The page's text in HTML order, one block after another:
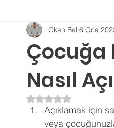
Dikkat Dağınıklığı Hiperaktivite
Kekemelik TYT-AYT
Ergenlik Danışmanlığı PDR
Çocuğa
Nasıl
Okan Bal 6 Oca
5 üzerinden NaN
Açıklamak için
veya